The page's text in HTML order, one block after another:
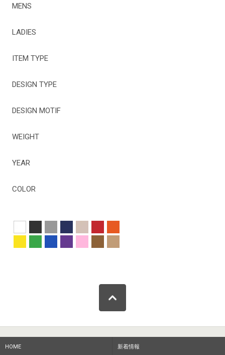
MENS
LADIES
ITEM TYPE
DESIGN TYPE
DESIGN MOTIF
WEIGHT
YEAR
COLOR
HOME 新着情報